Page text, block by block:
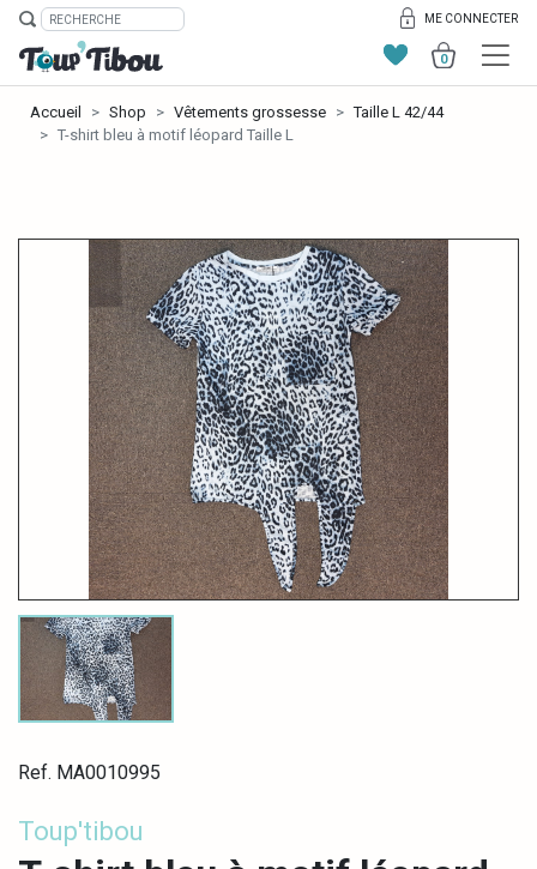
ME CONNECTER
0
Accueil Shop Vêtements grossesse
Taille L 42/44
T-shirt bleu à motif léopard Taille L
Ref. MA0010995
Toup'tibou